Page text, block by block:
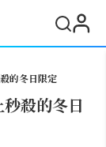
的冬日限定
殺的冬日